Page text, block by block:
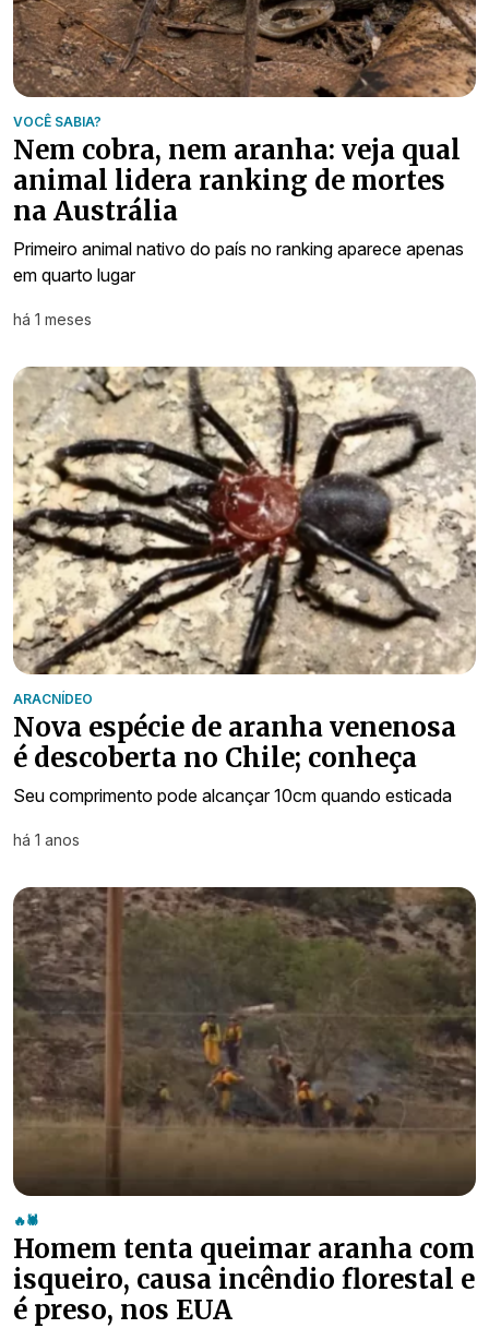
VOCÊ SABIA?
Nem cobra, nem aranha: veja qual
animal lidera ranking de mortes
na Austrália
Primeiro animal nativo do país no ranking aparece apenas
em quarto lugar
há 1 meses
ARACNÍDEO
Nova espécie de aranha venenosa
é descoberta no Chile; conheça
Seu comprimento pode alcançar 10cm quando esticada
há 1 anos
🔥🕷
Homem tenta queimar aranha com
isqueiro, causa incêndio florestal e
é preso, nos EUA